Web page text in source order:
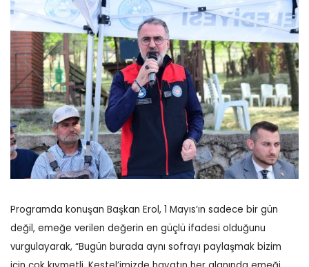
Programda konuşan Başkan Erol, 1 Mayıs’ın sadece bir gün
değil, emeğe verilen değerin en güçlü ifadesi olduğunu
vurgulayarak, “Bugün burada aynı sofrayı paylaşmak bizim